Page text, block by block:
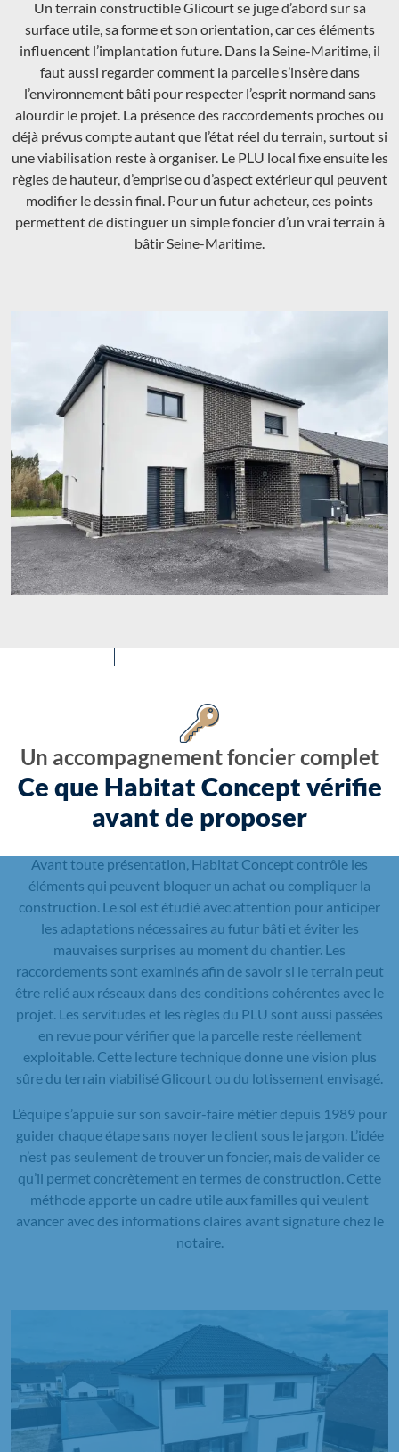
Un terrain constructible Glicourt se juge d’abord sur sa
surface utile, sa forme et son orientation, car ces éléments
influencent l’implantation future. Dans la Seine-Maritime, il
faut aussi regarder comment la parcelle s’insère dans
l’environnement bâti pour respecter l’esprit normand sans
alourdir le projet. La présence des raccordements proches ou
déjà prévus compte autant que l’état réel du terrain, surtout si
une viabilisation reste à organiser. Le PLU local fixe ensuite les
règles de hauteur, d’emprise ou d’aspect extérieur qui peuvent
modifier le dessin final. Pour un futur acheteur, ces points
permettent de distinguer un simple foncier d’un vrai terrain à
bâtir Seine-Maritime.
Un accompagnement foncier complet
Ce que Habitat Concept vérifie
avant de proposer
Avant toute présentation, Habitat Concept contrôle les
éléments qui peuvent bloquer un achat ou compliquer la
construction. Le sol est étudié avec attention pour anticiper
les adaptations nécessaires au futur bâti et éviter les
mauvaises surprises au moment du chantier. Les
raccordements sont examinés afin de savoir si le terrain peut
être relié aux réseaux dans des conditions cohérentes avec le
projet. Les servitudes et les règles du PLU sont aussi passées
en revue pour vérifier que la parcelle reste réellement
exploitable. Cette lecture technique donne une vision plus
sûre du terrain viabilisé Glicourt ou du lotissement envisagé.
L’équipe s’appuie sur son savoir-faire métier depuis 1989 pour
guider chaque étape sans noyer le client sous le jargon. L’idée
n’est pas seulement de trouver un foncier, mais de valider ce
qu’il permet concrètement en termes de construction. Cette
méthode apporte un cadre utile aux familles qui veulent
avancer avec des informations claires avant signature chez le
notaire.